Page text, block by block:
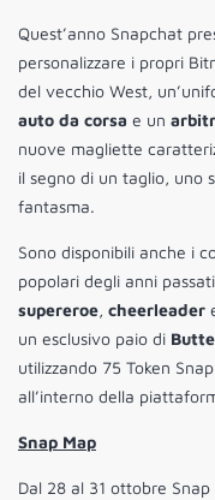
Quest’anno Snapchat
personalizzare i propri
del vecchio West,
auto da corsa e un
nuove magliette
il segno di un taglio, uno
fantasma.
Sono disponibili anche i
popolari degli anni
supereroe, cheerleader
un esclusivo paio di
utilizzando 75 Token
all’interno della
Snap Map
Dal 28 al 31 ottobre